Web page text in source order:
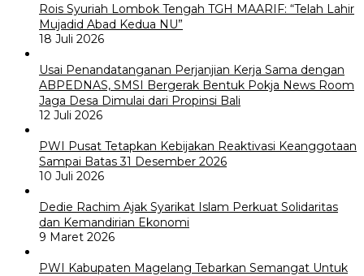
Rois Syuriah Lombok Tengah TGH MAARIF: “Telah Lahir
Mujadid Abad Kedua NU”
18 Juli 2026
Usai Penandatanganan Perjanjian Kerja Sama dengan
ABPEDNAS, SMSI Bergerak Bentuk Pokja News Room
Jaga Desa Dimulai dari Propinsi Bali
12 Juli 2026
PWI Pusat Tetapkan Kebijakan Reaktivasi Keanggotaan
Sampai Batas 31 Desember 2026
10 Juli 2026
Dedie Rachim Ajak Syarikat Islam Perkuat Solidaritas
dan Kemandirian Ekonomi
9 Maret 2026
PWI Kabupaten Magelang Tebarkan Semangat Untuk